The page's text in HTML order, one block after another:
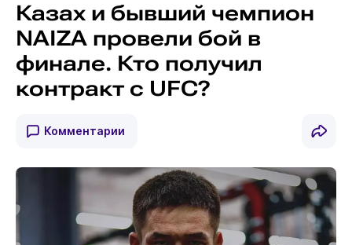
Казах и бывший чемпион
NAIZA провели бой в
финале. Кто получил
контракт с UFC?
Комментарии